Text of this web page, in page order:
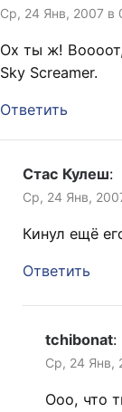
Ср, 24 Янв, 2007 в
Ох ты ж!
Sky Screamer.
Ответить
Стас Кулеш:
Ср, 24 Янв,
Кинул ещё
Ответить
tchibonat:
Ср, 24 Янв,
Ооо, что